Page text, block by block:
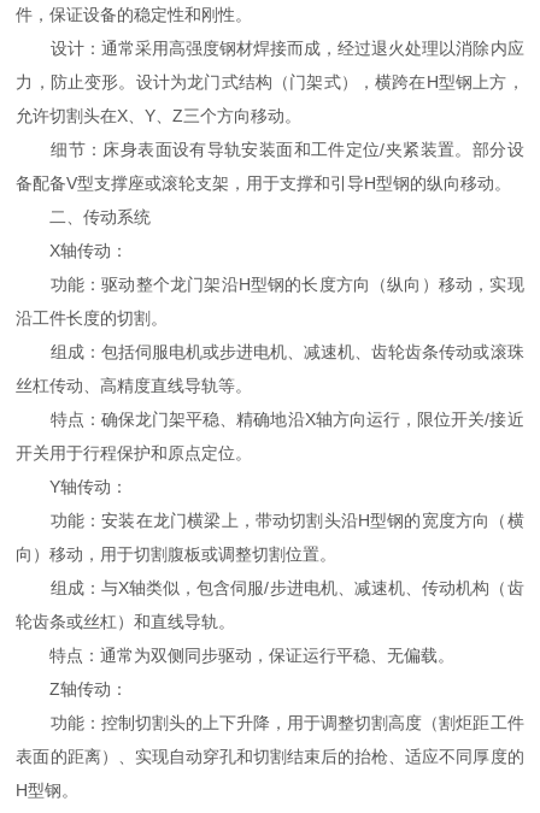
件，保证设备的稳定性和刚性。
设计：通常采用高强度钢材焊接而成，经过退火处理以消除内应
力，防止变形。设计为龙门式结构（门架式），横跨在H型钢上方，
允许切割头在X、Y、Z三个方向移动。
细节：床身表面设有导轨安装面和工件定位/夹紧装置。部分设
备配备V型支撑座或滚轮支架，用于支撑和引导H型钢的纵向移动。
二、传动系统
X轴传动：
功能：驱动整个龙门架沿H型钢的长度方向（纵向）移动，实现
沿工件长度的切割。
组成：包括伺服电机或步进电机、减速机、齿轮齿条传动或滚珠
丝杠传动、高精度直线导轨等。
特点：确保龙门架平稳、精确地沿X轴方向运行，限位开关/接近
开关用于行程保护和原点定位。
Y轴传动：
功能：安装在龙门横梁上，带动切割头沿H型钢的宽度方向（横
向）移动，用于切割腹板或调整切割位置。
组成：与X轴类似，包含伺服/步进电机、减速机、传动机构（齿
轮齿条或丝杠）和直线导轨。
特点：通常为双侧同步驱动，保证运行平稳、无偏载。
Z轴传动：
功能：控制切割头的上下升降，用于调整切割高度（割炬距工件
表面的距离）、实现自动穿孔和切割结束后的抬枪、适应不同厚度的
H型钢。